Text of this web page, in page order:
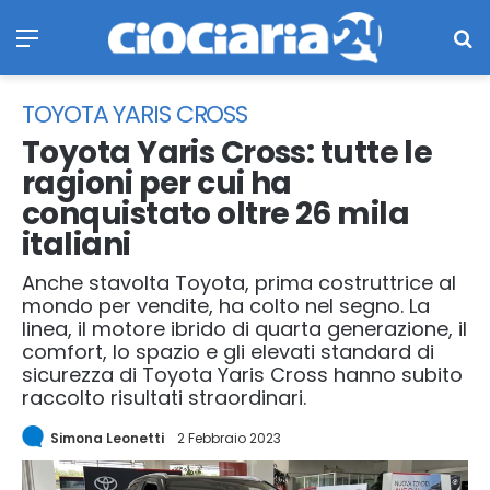
TOYOTA YARIS CROSS
Toyota Yaris Cross: tutte le
ragioni per cui ha
conquistato oltre 26 mila
italiani
Anche stavolta Toyota, prima costruttrice al
mondo per vendite, ha colto nel segno. La
linea, il motore ibrido di quarta generazione, il
comfort, lo spazio e gli elevati standard di
sicurezza di Toyota Yaris Cross hanno subito
raccolto risultati straordinari.
Simona Leonetti 2 Febbraio 2023